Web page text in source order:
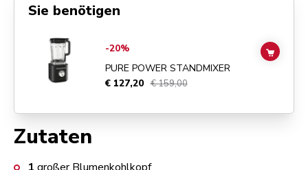
Zutaten
1 großer Blumenkohlkopf
Sie benötigen
Go toPure Power Standmixer
-20%
PURE POWER STANDMIXER
€ 127,20 € 159,00
ADD